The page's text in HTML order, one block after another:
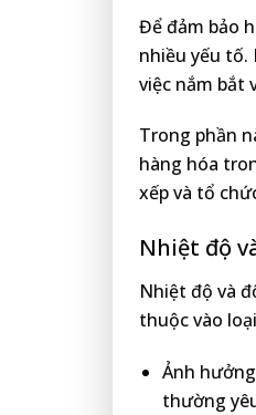
Để đảm bảo
nhiều yếu tố.
việc nắm bắt
Trong phần
hàng hóa
xếp và tổ
Nhiệt độ
Nhiệt độ và
thuộc vào
Ảnh
thường